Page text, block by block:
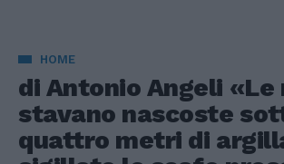
HOME
di Antonio Angeli «Le
stavano nascoste
quattro metri di